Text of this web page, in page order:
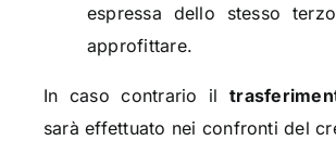
espressa dello stesso
approfittare.
In caso contrario il
sarà effettuato nei confronti del